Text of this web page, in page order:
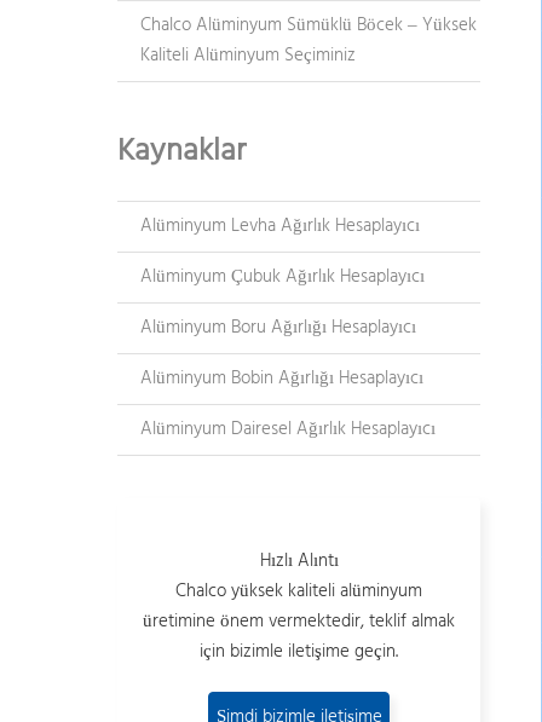
Chalco Alüminyum Sümüklü Böcek – Yüksek
Kaliteli Alüminyum Seçiminiz
Kaynaklar
Alüminyum Levha Ağırlık Hesaplayıcı
Alüminyum Çubuk Ağırlık Hesaplayıcı
Alüminyum Boru Ağırlığı Hesaplayıcı
Alüminyum Bobin Ağırlığı Hesaplayıcı
Alüminyum Dairesel Ağırlık Hesaplayıcı
Hızlı Alıntı
Chalco yüksek kaliteli alüminyum
üretimine önem vermektedir, teklif almak
için bizimle iletişime geçin.